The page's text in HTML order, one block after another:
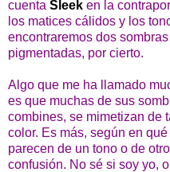
cuenta Sleek en la
los matices cálidos y los
encontraremos dos
pigmentadas, por cierto.
Algo que me ha llamado
es que muchas de sus
combines, se mimetizan de
color. Es más, según en
parecen de un tono o de
confusión. No sé si soy yo,